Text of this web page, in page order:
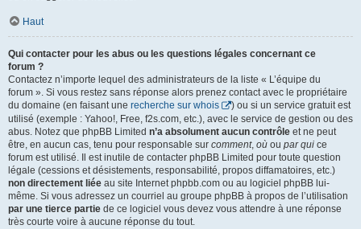
Haut
Qui contacter pour les abus ou les questions légales concernant ce
forum ?
Contactez n’importe lequel des administrateurs de la liste « L’équipe du
forum ». Si vous restez sans réponse alors prenez contact avec le propriétaire
du domaine (en faisant une recherche sur whois
) ou si un service gratuit est
utilisé (exemple : Yahoo!, Free, f2s.com, etc.), avec le service de gestion ou des
abus. Notez que phpBB Limited n’a absolument aucun contrôle et ne peut
être, en aucun cas, tenu pour responsable sur comment, où ou par qui ce
forum est utilisé. Il est inutile de contacter phpBB Limited pour toute question
légale (cessions et désistements, responsabilité, propos diffamatoires, etc.)
non directement liée au site Internet phpbb.com ou au logiciel phpBB lui-
même. Si vous adressez un courriel au groupe phpBB à propos de l’utilisation
par une tierce partie de ce logiciel vous devez vous attendre à une réponse
très courte voire à aucune réponse du tout.